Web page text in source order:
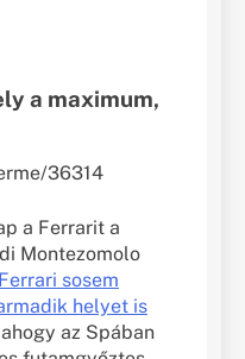
a maximum,
36314
a Ferrarit a
Montezomolo
sosem
helyet is
ahogy az Spában